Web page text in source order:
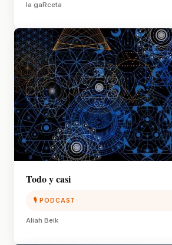
la gaRceta
Todo y casi
🎙 PODCAST
Aliah Beik